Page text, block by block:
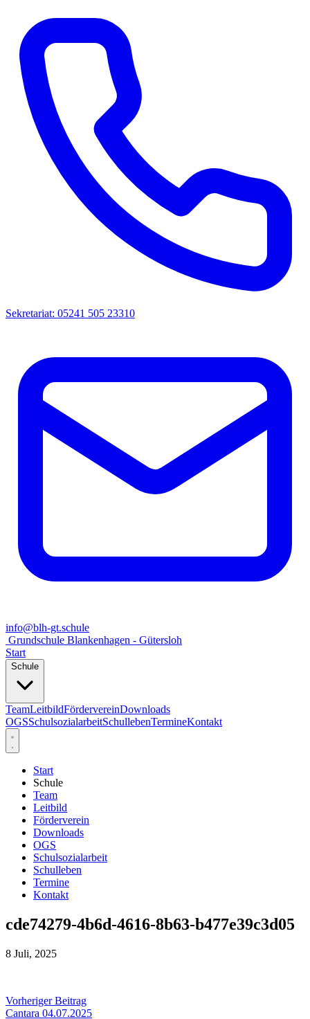
Sekretariat: 05241 505 23310
info@blh-gt.schule
Grundschule Blankenhagen - Gütersloh
Start
Schule
TeamLeitbildFördervereinDownloads
OGSSchulsozialarbeitSchullebenTermineKontakt
Start
Schule
Team
Leitbild
Förderverein
Downloads
OGS
Schulsozialarbeit
Schulleben
Termine
Kontakt
cde74279-4b6d-4616-8b63-b477e39c3d05
8 Juli, 2025
Beitragsnavigation
Vorheriger Beitrag
Cantara 04.07.2025